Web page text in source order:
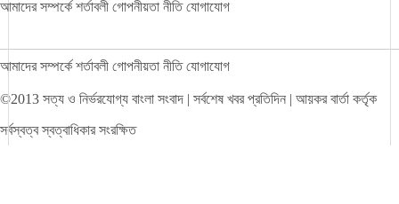
ইসরায়েলের জ্বালানি স্থাপনায় হামলার দাবি
আইআরজিসির
আমাদের সম্পর্কে শর্তাবলী গোপনীয়তা নীতি যোগাযোগ
আমাদের সম্পর্কে শর্তাবলী গোপনীয়তা নীতি যোগাযোগ
©2013 সত্য ও নির্ভরযোগ্য বাংলা সংবাদ | সর্বশেষ খবর প্রতিদিন | আয়কর বার্তা কর্তৃক
সর্বস্বত্ব স্বত্বাধিকার সংরক্ষিত